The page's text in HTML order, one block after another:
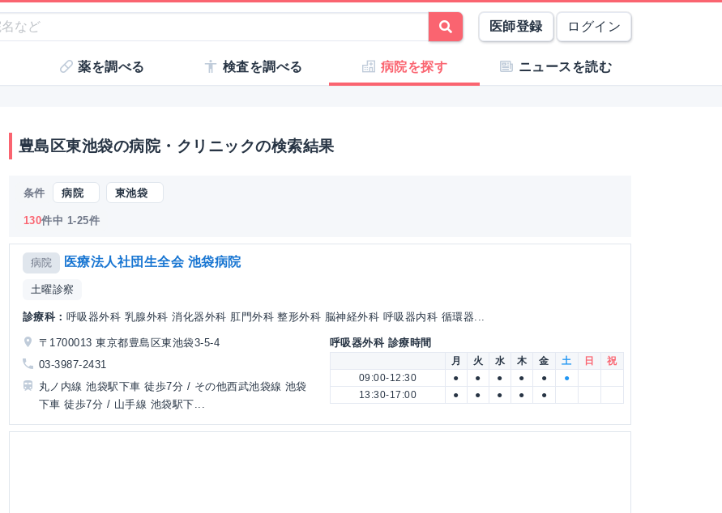
医師登録 ログイン
薬を調べる 検査を調べる 病院を探す ニュースを読む
豊島区東池袋の病院・クリニックの検索結果
条件 病院 東池袋
130件中 1-25件
病院 医療法人社団生全会 池袋病院
土曜診察
診療科： 呼吸器外科 乳腺外科 消化器外科 肛門外科 整形外科 脳神経外科 呼吸器内科 循環器...
〒1700013 東京都豊島区東池袋3-5-4
03-3987-2431
丸ノ内線 池袋駅下車 徒歩7分 / その他西武池袋線 池袋
下車 徒歩7分 / 山手線 池袋駅下...
呼吸器外科 診療時間
月 火 水 木 金 土 日
祝
09:00-12:30
● ● ● ● ●
●
13:30-17:00
● ● ● ● ●